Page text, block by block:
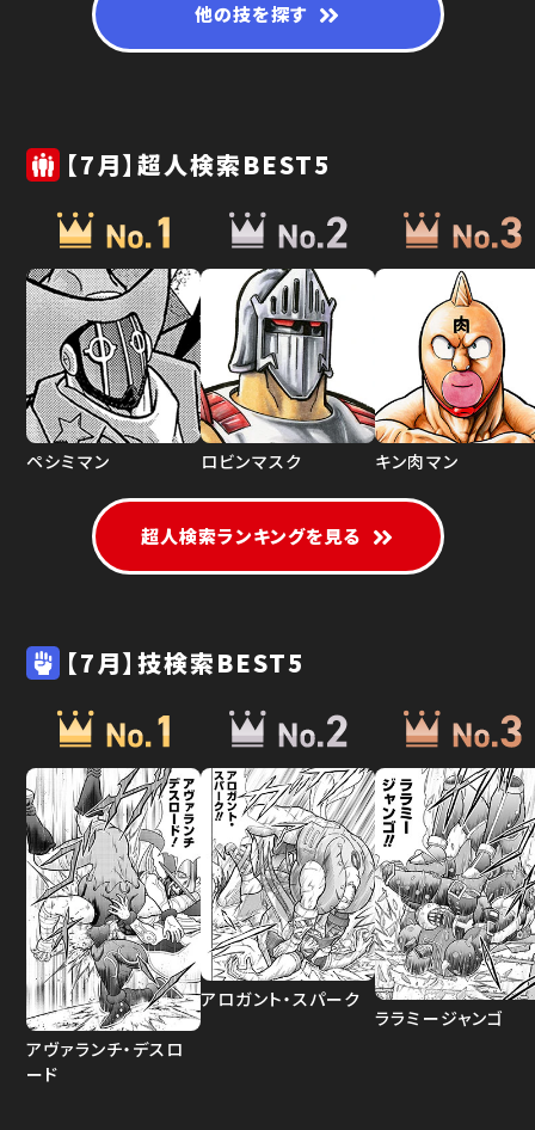
他の技を探す
【7月】超人検索BEST5
ペシミマン ロビンマスク キン肉マン
超人検索ランキングを見る
【7月】技検索BEST5
アヴァランチ・デスロ
ード
アロガント・スパーク
ララミージャンゴ